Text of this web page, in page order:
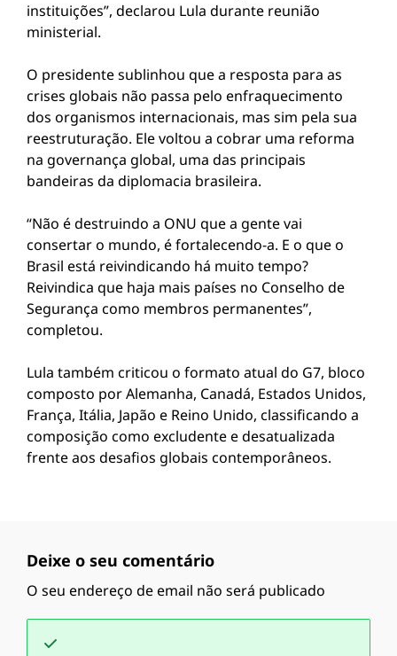
instituições”, declarou Lula durante reunião
ministerial.
O presidente sublinhou que a resposta para as
crises globais não passa pelo enfraquecimento
dos organismos internacionais, mas sim pela sua
reestruturação. Ele voltou a cobrar uma reforma
na governança global, uma das principais
bandeiras da diplomacia brasileira.
“Não é destruindo a ONU que a gente vai
consertar o mundo, é fortalecendo-a. E o que o
Brasil está reivindicando há muito tempo?
Reivindica que haja mais países no Conselho de
Segurança como membros permanentes”,
completou.
Lula também criticou o formato atual do G7, bloco
composto por Alemanha, Canadá, Estados Unidos,
França, Itália, Japão e Reino Unido, classificando a
composição como excludente e desatualizada
frente aos desafios globais contemporâneos.
Deixe o seu comentário
O seu endereço de email não será publicado